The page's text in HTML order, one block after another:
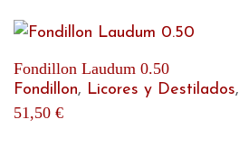
Fondillon Laudum 0.50
Fondillon, Licores y Destilados,
51,50 €